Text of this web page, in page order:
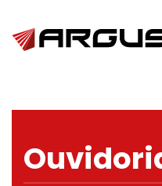
Skip to main